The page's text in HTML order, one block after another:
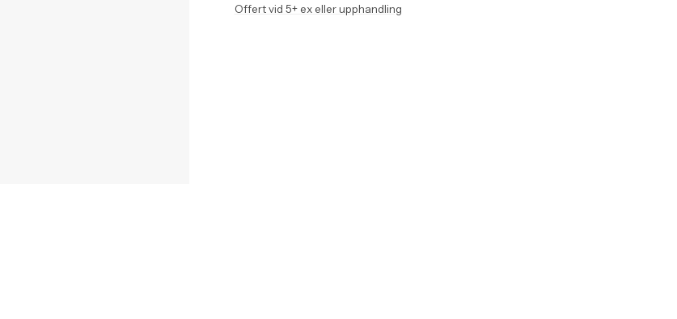
Offert vid 5+ ex eller upphandling